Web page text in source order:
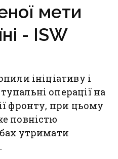
мети
- ISW
ініціативу і
операції на
фронту, при цьому
повністю
утримати